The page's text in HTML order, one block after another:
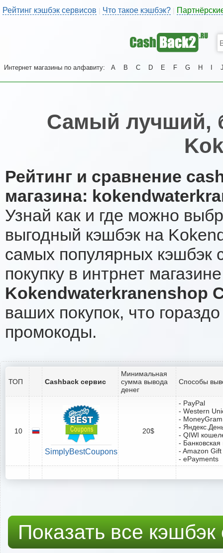
Рейтинг кэшбэк сервисов | Что такое кэшбэк?
Интернет магазины по алфавиту: A B C D E F G H
Самый лучший,
Рейтинг и сравнение
магазина:
Узнай как и где можно
выгодный кэшбэк на
самых популярных кэшбэк
покупку в интрнет
Kokendwaterkranenshop
ваших покупок, что
промокоды.
ТОП Cashback сервис
Минимальная
сумма вывода
денег
Способы
10
SimplyBestCoupons
20$
- PayPal
- Western
- MoneyGram
-
- QIWI
-
- Amazon
- ePayments
Показать все